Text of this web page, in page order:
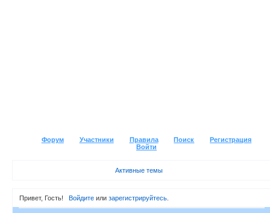
Форум Участники Правила Поиск
Регистрация
Войти
Активные темы
Привет, Гость! Войдитеили зарегистрируйтесь.